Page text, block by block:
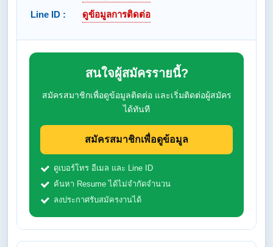
Line ID :
ดูข้อมูลการติดต่อ
สนใจผู้สมัครรายนี้?
สมัครสมาชิกเพื่อดูข้อมูลติดต่อ และเริ่มติดต่อผู้สมัคร
ได้ทันที
สมัครสมาชิกเพื่อดูข้อมูล
ดูเบอร์โทร อีเมล และ Line ID
ค้นหา Resume ได้ไม่จำกัดจำนวน
ลงประกาศรับสมัครงานได้